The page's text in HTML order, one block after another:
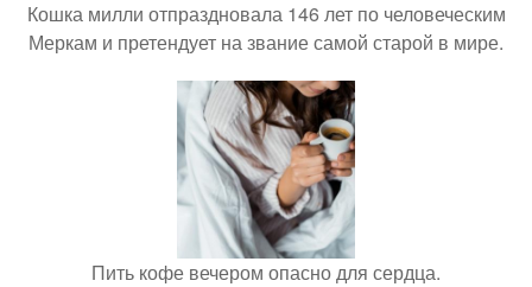
Кошка милли отпраздновала 146 лет по человеческим
Меркам и претендует на звание самой старой в мире.
Пить кофе вечером опасно для сердца.